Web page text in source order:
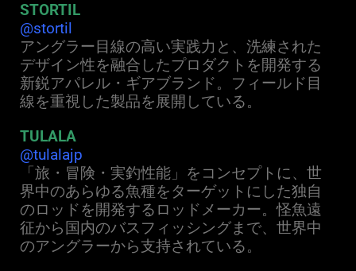
STORTIL
@stortil
アングラー目線の高い実践力と、洗練された
デザイン性を融合したプロダクトを開発する
新鋭アパレル・ギアブランド。フィールド目
線を重視した製品を展開している。
TULALA
@tulalajp
「旅・冒険・実釣性能」をコンセプトに、世
界中のあらゆる魚種をターゲットにした独自
のロッドを開発するロッドメーカー。怪魚遠
征から国内のバスフィッシングまで、世界中
のアングラーから支持されている。